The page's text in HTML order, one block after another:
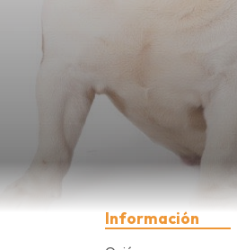
Información